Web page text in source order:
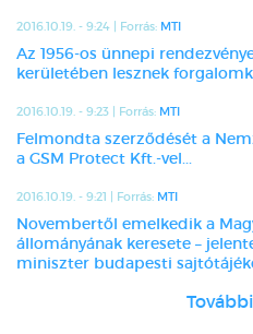
2016.10.19. - 9:24 | Forrás: MTI
Az 1956-os ünnepi
kerületében lesznek
2016.10.19. - 9:23 | Forrás: MTI
Felmondta szerződését a
a GSM Protect Kft.-vel...
2016.10.19. - 9:21 | Forrás: MTI
Novembertől emelkedik a
állományának keresete –
miniszter budapesti